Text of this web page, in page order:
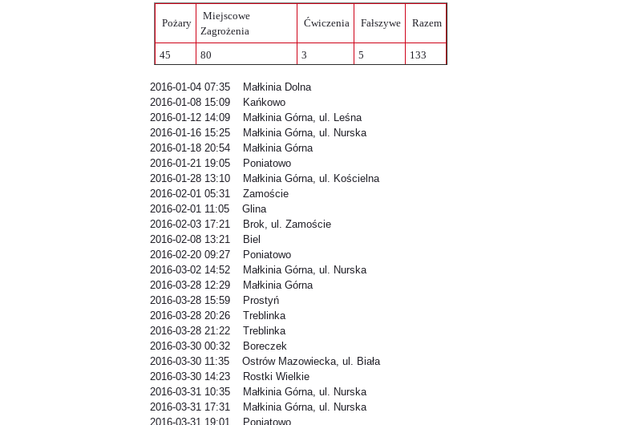
Pożary
Miejscowe
Zagrożenia
Ćwiczenia Fałszywe Razem
45 80 3 5 133
2016-01-04 07:35 Małkinia Dolna
2016-01-08 15:09 Kańkowo
2016-01-12 14:09 Małkinia Górna, ul. Leśna
2016-01-16 15:25 Małkinia Górna, ul. Nurska
2016-01-18 20:54 Małkinia Górna
2016-01-21 19:05 Poniatowo
2016-01-28 13:10 Małkinia Górna, ul. Kościelna
2016-02-01 05:31 Zamoście
2016-02-01 11:05 Glina
2016-02-03 17:21 Brok, ul. Zamoście
2016-02-08 13:21 Biel
2016-02-20 09:27 Poniatowo
2016-03-02 14:52 Małkinia Górna, ul. Nurska
2016-03-28 12:29 Małkinia Górna
2016-03-28 15:59 Prostyń
2016-03-28 20:26 Treblinka
2016-03-28 21:22 Treblinka
2016-03-30 00:32 Boreczek
2016-03-30 11:35 Ostrów Mazowiecka, ul. Biała
2016-03-30 14:23 Rostki Wielkie
2016-03-31 10:35 Małkinia Górna, ul. Nurska
2016-03-31 17:31 Małkinia Górna, ul. Nurska
2016-03-31 19:01 Poniatowo